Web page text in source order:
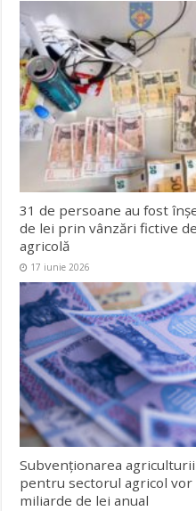
31 de persoane au fost
de lei prin vânzări fictive
agricolă
17 iunie 2026
Subvenționarea
pentru sectorul agricol
miliarde de lei anual